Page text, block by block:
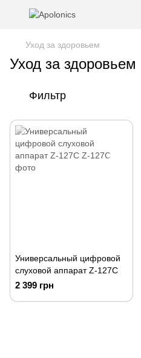
Уход за здоровьем
Уход за здоровьем
Фильтр
Универсальный цифровой
слуховой аппарат Z-127C
2 399 грн